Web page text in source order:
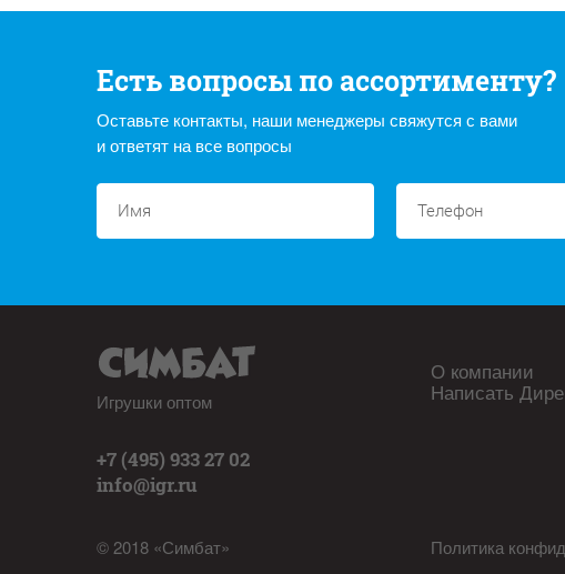
Есть вопросы по ассортименту?
Оставьте контакты, наши менеджеры свяжутся с вами
и ответят на все вопросы
Игрушки оптом
+7 (495) 933 27 02
info@igr.ru
© 2018 «Симбат»
О компании
Написать
Политика